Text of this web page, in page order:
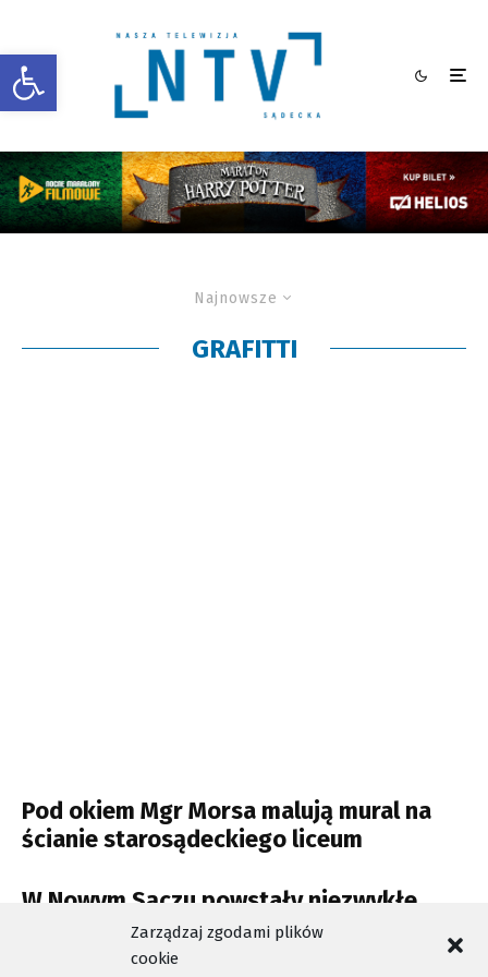
Otwórz pasek narzędzi
Zarządzaj zgodami plików
cookie
Najnowsze
GRAFITTI
Pod okiem Mgr Morsa malują mural na
ścianie starosądeckiego liceum
W Nowym Sączu powstały niezwykłe